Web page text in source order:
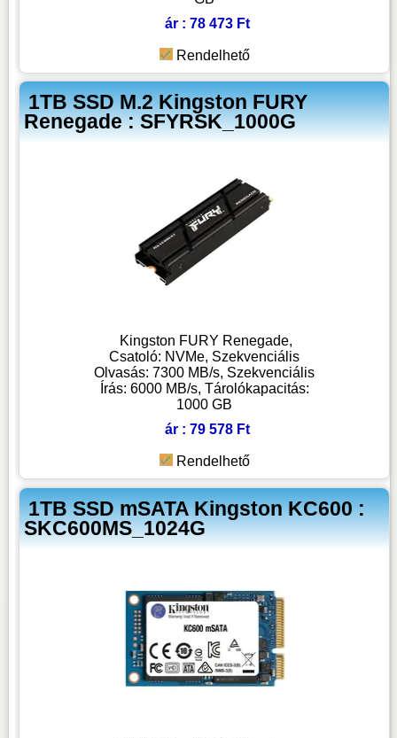
ár : 78 473 Ft
Rendelhető
1TB SSD M.2 Kingston FURY
Renegade : SFYRSK_1000G
Kingston FURY Renegade,
Csatoló: NVMe, Szekvenciális
Olvasás: 7300 MB/s, Szekvenciális
Írás: 6000 MB/s, Tárolókapacitás:
1000 GB
ár : 79 578 Ft
Rendelhető
1TB SSD mSATA Kingston KC600 :
SKC600MS_1024G